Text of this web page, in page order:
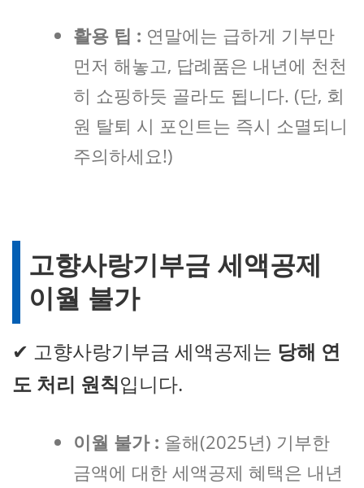
활용 팁 : 연말에는 급하게 기부만
먼저 해놓고, 답례품은 내년에 천천
히 쇼핑하듯 골라도 됩니다. (단, 회
원 탈퇴 시 포인트는 즉시 소멸되니
주의하세요!)
고향사랑기부금 세액공제
이월 불가
✔ 고향사랑기부금 세액공제는 당해 연
도 처리 원칙입니다.
이월 불가 : 올해(2025년) 기부한
금액에 대한 세액공제 혜택은 내년